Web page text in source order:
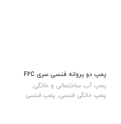
پمپ دو پروانه فنسی سری F2C
پمپ آب ساختمانی و خانگی,
پمپ خانگی فنسی, پمپ فنسی